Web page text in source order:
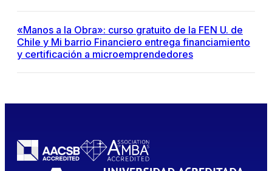
«Manos a la Obra»: curso gratuito de la FEN U. de
Chile y Mi barrio Financiero entrega financiamiento
y certificación a microemprendedores